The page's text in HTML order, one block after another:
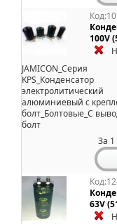
100V
JAMICON_Серия
KPS_Конденсатор
электролитический
алюминиевый с
болт_Болтовые_С
болт
За
63V